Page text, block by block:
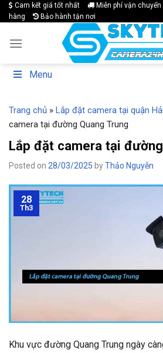
Skip
to
Cam kết giá tốt nhất Miễn phí vận chuyển
hàng
Bảo hành tận nơi
Menu
Trang chủ » Lắp đặt camera tại quận
camera tại đường Quang Trung
Lắp đặt camera tại
Posted on 28/03/2025 byThảo Nguyễn
28
Th3
Khu vực đường Quang Trung ngày